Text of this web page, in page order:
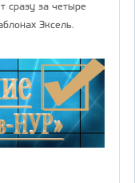
сразу за четыре
Эксель.